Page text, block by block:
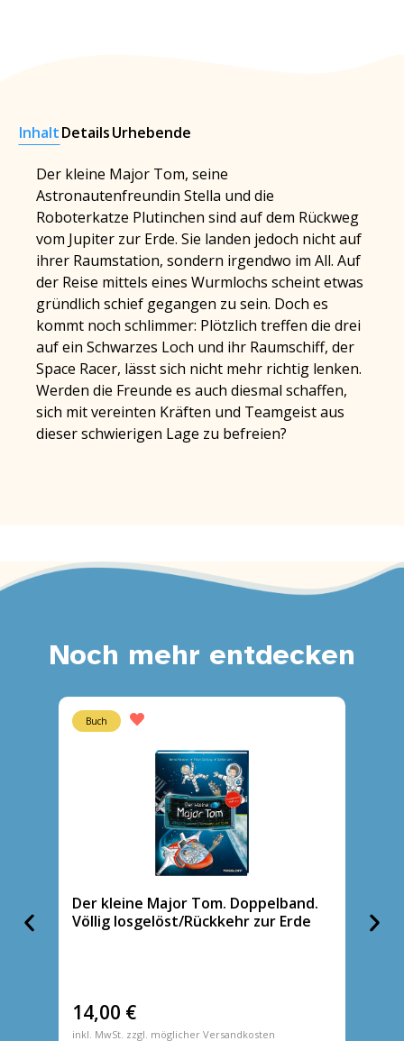
InhaltDetailsUrhebende
Der kleine Major Tom, seine
Astronautenfreundin Stella und die
Roboterkatze Plutinchen sind auf dem Rückweg
vom Jupiter zur Erde. Sie landen jedoch nicht auf
ihrer Raumstation, sondern irgendwo im All. Auf
der Reise mittels eines Wurmlochs scheint etwas
gründlich schief gegangen zu sein. Doch es
kommt noch schlimmer: Plötzlich treffen die drei
auf ein Schwarzes Loch und ihr Raumschiff, der
Space Racer, lässt sich nicht mehr richtig lenken.
Werden die Freunde es auch diesmal schaffen,
sich mit vereinten Kräften und Teamgeist aus
dieser schwierigen Lage zu befreien?
Noch mehr entdecken
Buch
Der kleine Major Tom. Doppelband.
Völlig losgelöst/Rückkehr zur Erde
14,00 €
inkl. MwSt. zzgl. möglicher Versandkosten